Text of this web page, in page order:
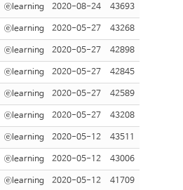
ⓔlearning 2020-08-24 43693
ⓔlearning 2020-05-27 43268
ⓔlearning 2020-05-27 42898
ⓔlearning 2020-05-27 42845
ⓔlearning 2020-05-27 42589
ⓔlearning 2020-05-27 43208
ⓔlearning 2020-05-12 43511
ⓔlearning 2020-05-12 43006
ⓔlearning 2020-05-12 41709